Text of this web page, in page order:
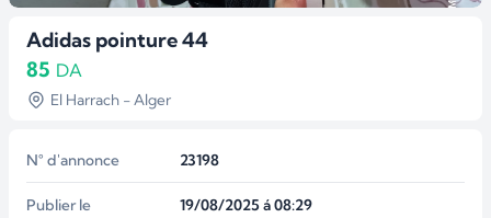
Adidas pointure 44
85 DA
El Harrach - Alger
N° d'annonce 23198
Publier le 19/08/2025 á 08:29